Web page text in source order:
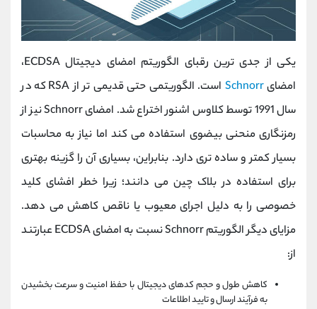
یکی از جدی ترین رقبای الگوریتم امضای دیجیتال ECDSA،
امضایSchnorr
است. الگوریتمی حتی قدیمی تر از RSA که در
سال 1991 توسط کلاوس اشنور اختراع شد. امضای Schnorr نیز از
رمزنگاری منحنی بیضوی استفاده می کند اما نیاز به محاسبات
بسیار کمتر و ساده تری دارد. بنابراین، بسیاری آن را گزینه بهتری
برای استفاده در بلاک چین می دانند؛ زیرا خطر افشای کلید
خصوصی را به دلیل اجرای معیوب یا ناقص کاهش می دهد.
مزایای دیگر الگوریتم Schnorr نسبت به امضای ECDSA عبارتند
از:
کاهش طول و حجم کدهای دیجیتال با حفظ امنیت و سرعت بخشیدن
به فرآیند ارسال و تایید اطلاعات